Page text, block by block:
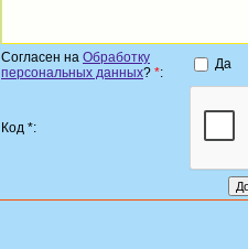
Согласен на Обработку
персональных данных? *:
Да
Код *: